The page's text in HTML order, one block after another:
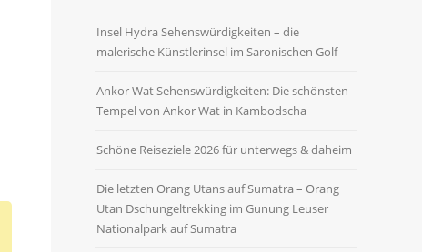
Insel Hydra Sehenswürdigkeiten – die
malerische Künstlerinsel im Saronischen Golf
Ankor Wat Sehenswürdigkeiten: Die schönsten
Tempel von Ankor Wat in Kambodscha
Schöne Reiseziele 2026 für unterwegs & daheim
Die letzten Orang Utans auf Sumatra – Orang
Utan Dschungeltrekking im Gunung Leuser
Nationalpark auf Sumatra